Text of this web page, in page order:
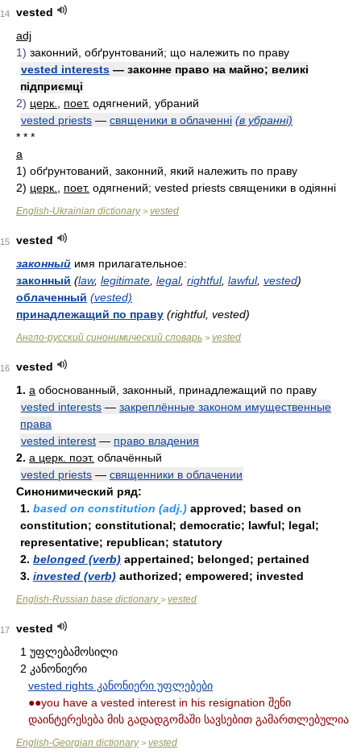
14
vested
adj
1) законний, обґрунтований; що належить по праву
vested interests — законне право на майно; великі
підприємці
2) церк. поет. одягнений, убраний
vested priests — священики в облаченні (в убранні)
* * *
a
1) обґрунтований, законний, який належить по праву
2) церк. поет. одягнений; vested prіests священики в одіянні
English-Ukrainian dictionary> vested
15
vested
законный имя прилагательное:
законный (law, legitimate legal, rightful, lawful, vested)
облаченный (vested)
принадлежащий по праву (rightful, vested)
Англо-русский синонимический словарь > vested
16
vested
1. a обоснованный, законный, принадлежащий по праву
vested interests — закреплённые законом имущественные
права
vested interest — право владения
2. a церк. поэт. облачённый
vested priests — священники в облачении
Синонимический ряд:
1. based on constitution (adj.) approved; based on
constitution; constitutional; democratic; lawful; legal;
representative; republican; statutory
2. belonged (verb) appertained; belonged; pertained
3. invested (verb) authorized; empowered; invested
English-Russian base dictionary> vested
17
vested
1 უფლებამოსილი
2 კანონიერი
vested rights კანონიერი უფლებები
●●you have a vested interest in his resignation შენი
დაინტერესება მის გადადგომაში სავსებით გამართლებულია
English-Georgian dictionary> vested